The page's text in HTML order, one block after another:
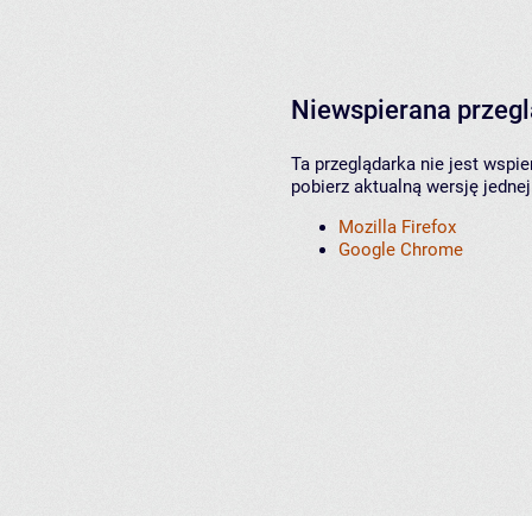
Niewspierana
Ta przeglądarka nie jest
pobierz aktualną wersję
Mozilla Firefox
Google Chrome